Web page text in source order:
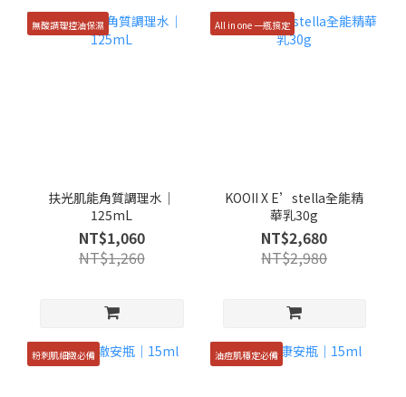
無酸調理控油保濕
扶光肌能角質調理水｜
125mL
NT$1,060
NT$1,260
All in one 一瓶搞定
KOOII X E’stella全能精
華乳30g
NT$2,680
NT$2,980
粉刺肌細緻必備 油痘肌穩定必備